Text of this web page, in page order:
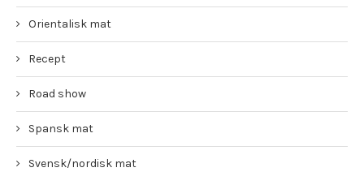
Orientalisk mat
Recept
Road show
Spansk mat
Svensk/nordisk mat